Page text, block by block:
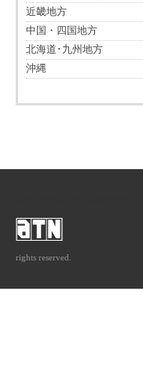
近畿地方
中国・四国地方
北海道･九州地方
沖縄
rights reserved.